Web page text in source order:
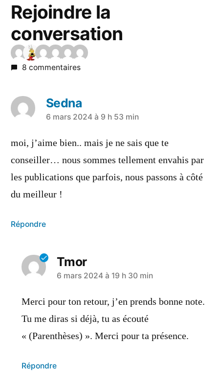
Rejoindre la
conversation
8 commentaires
Sedna
6 mars 2024 à 9 h 53 min
moi, j’aime bien.. mais je ne sais que te
conseiller… nous sommes tellement envahis par
les publications que parfois, nous passons à côté
du meilleur !
Répondre
Tmor
6 mars 2024 à 19 h 30 min
Merci pour ton retour, j’en prends bonne note.
Tu me diras si déjà, tu as écouté
« (Parenthèses) ». Merci pour ta présence.
Répondre